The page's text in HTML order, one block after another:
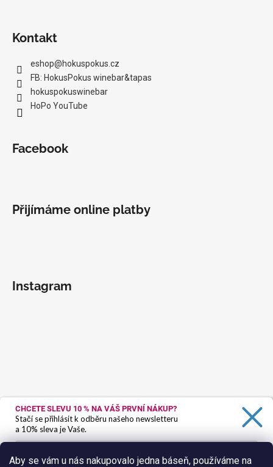
Aby se vám u nás nakupovalo jedna báseň, používáme na
Kontakt
eshop@hokuspokus.cz
FB: HokusPokus winebar&tapas
hokuspokuswinebar
HoPo YouTube
Facebook
Přijímáme online platby
Instagram
CHCETE SLEVU 10 % NA VÁŠ PRVNÍ NÁKUP?
Stačí se přihlásit k odběru našeho newsletteru
a 10% sleva je Vaše.